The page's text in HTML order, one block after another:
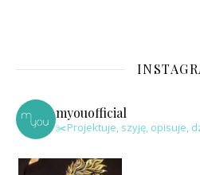
myouofficial
✂️Projektuje, szyję, opisuje,